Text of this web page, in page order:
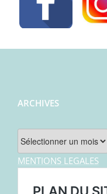
ARCHIVES
Archives
MENTIONS LEGALES